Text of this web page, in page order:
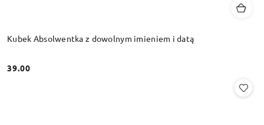
Kubek Absolwentka z dowolnym imieniem i datą
Cena:
39.00